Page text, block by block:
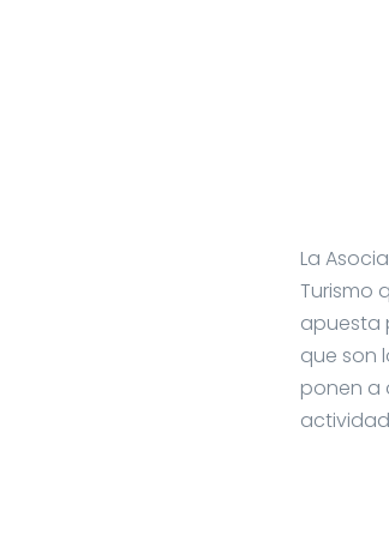
La
Turismo
apuesta
que son
ponen a